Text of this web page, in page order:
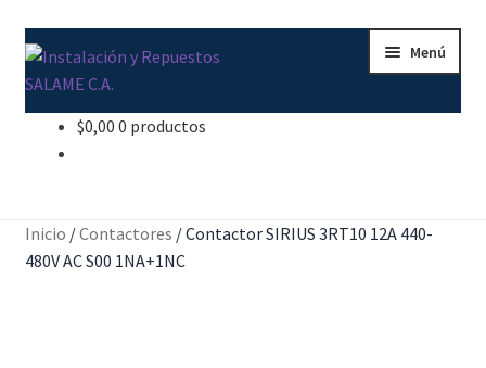
Ir
a
la
navegación
Ir
al
contenido
Menú
Contacto
$0,00 0 productos
Inicio /Contactores /Contactor SIRIUS 3RT10 12A 440-
480V AC S00 1NA+1NC